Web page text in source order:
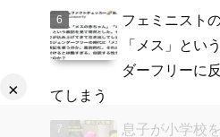
×
フェミニスト
「メス」とい
ダーフリーに
てしまう
息子が小学校